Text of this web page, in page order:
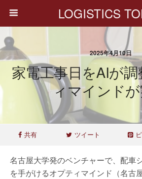
LOGISTICS
2025年4月10日
家電工事日をAIが
ィマインド
共有 ツイート
名古屋大学発のベンチャーで、配車
を手がけるオプティマインド（名古